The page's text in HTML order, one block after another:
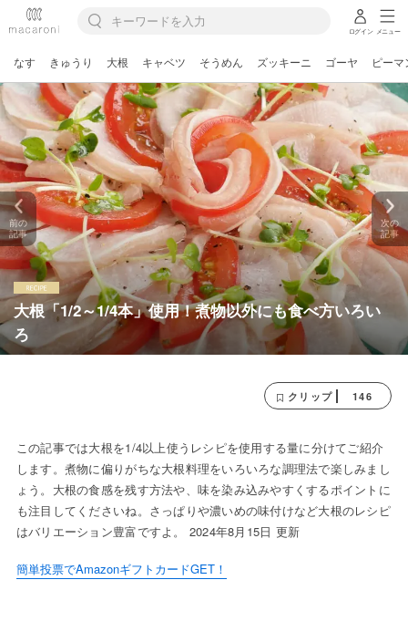
ログイン メニュー
なす きゅうり 大根 キャベツ そうめん ズッキーニ ゴーヤ ピーマ
大根「1/2～1/4本」使用！煮物以外にも食べ方いろい
ろ
前の
記事
次の
記事
クリップ 146
この記事では大根を1/4以上使うレシピを使用する量に分けてご紹介
します。煮物に偏りがちな大根料理をいろいろな調理法で楽しみまし
ょう。大根の食感を残す方法や、味を染み込みやすくするポイントに
も注目してくださいね。さっぱりや濃いめの味付けなど大根のレシピ
はバリエーション豊富ですよ。 2024年8月15日 更新
簡単投票でAmazonギフトカードGET！